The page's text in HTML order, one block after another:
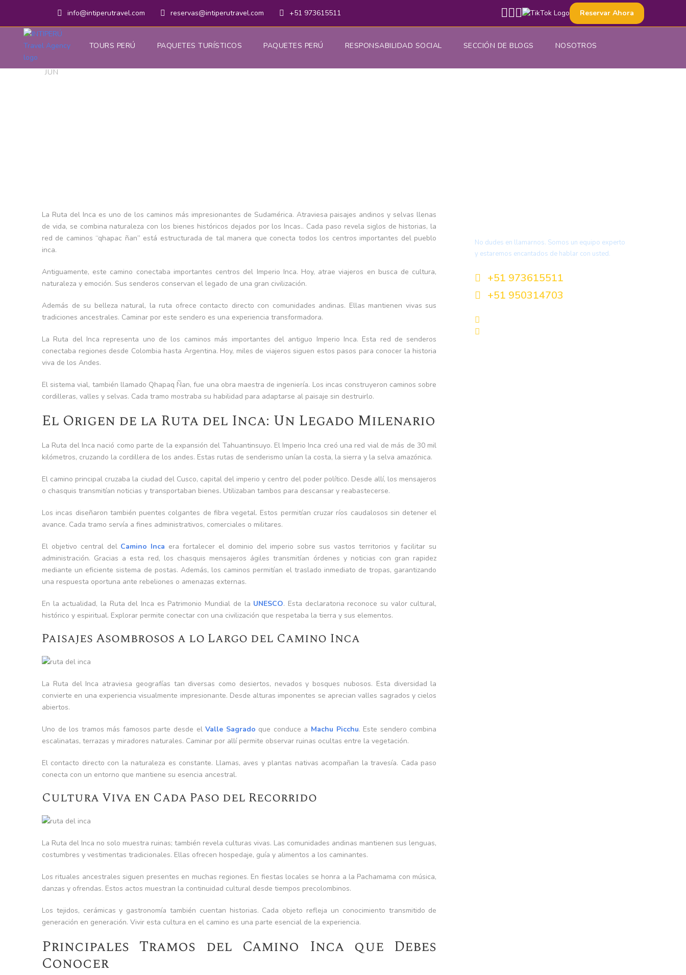
info@intiperutravel.com reservas@intiperutravel.com +51 973615511 Reservar Ahora
TOURS PERÚ PAQUETES TURÍSTICOS PAQUETES PERÚ RESPONSABILIDAD SOCIAL SECCIÓN DE BLOGS NOSOTROS
JUN
La Ruta del Inca es uno de los caminos más impresionantes de Sudamérica. Atraviesa paisajes andinos y selvas llenas
de vida, se combina naturaleza con los bienes históricos dejados por los Incas.. Cada paso revela siglos de historias, la
red de caminos “qhapac ñan” está estructurada de tal manera que conecta todos los centros importantes del pueblo
inca.
Antiguamente, este camino conectaba importantes centros del Imperio Inca. Hoy, atrae viajeros en busca de cultura,
naturaleza y emoción. Sus senderos conservan el legado de una gran civilización.
Además de su belleza natural, la ruta ofrece contacto directo con comunidades andinas. Ellas mantienen vivas sus
tradiciones ancestrales. Caminar por este sendero es una experiencia transformadora.
La Ruta del Inca representa uno de los caminos más importantes del antiguo Imperio Inca. Esta red de senderos
conectaba regiones desde Colombia hasta Argentina. Hoy, miles de viajeros siguen estos pasos para conocer la historia
viva de los Andes.
El sistema vial, también llamado Qhapaq Ñan, fue una obra maestra de ingeniería. Los incas construyeron caminos sobre
cordilleras, valles y selvas. Cada tramo mostraba su habilidad para adaptarse al paisaje sin destruirlo.
El Origen de la Ruta del Inca: Un Legado Milenario
La Ruta del Inca nació como parte de la expansión del Tahuantinsuyo. El Imperio Inca creó una red vial de más de 30 mil
kilómetros, cruzando la cordillera de los andes. Estas rutas de senderismo unían la costa, la sierra y la selva amazónica.
El camino principal cruzaba la ciudad del Cusco, capital del imperio y centro del poder político. Desde allí, los mensajeros
o chasquis transmitían noticias y transportaban bienes. Utilizaban tambos para descansar y reabastecerse.
Los incas diseñaron también puentes colgantes de fibra vegetal. Estos permitían cruzar ríos caudalosos sin detener el
avance. Cada tramo servía a fines administrativos, comerciales o militares.
El objetivo central del Camino Inca era fortalecer el dominio del imperio sobre sus vastos territorios y facilitar su
administración. Gracias a esta red, los chasquis mensajeros ágiles transmitían órdenes y noticias con gran rapidez
mediante un eficiente sistema de postas. Además, los caminos permitían el traslado inmediato de tropas, garantizando
una respuesta oportuna ante rebeliones o amenazas externas.
En la actualidad, la Ruta del Inca es Patrimonio Mundial de la UNESCO. Esta declaratoria reconoce su valor cultural,
histórico y espiritual. Explorar permite conectar con una civilización que respetaba la tierra y sus elementos.
Paisajes Asombrosos a lo Largo del Camino Inca
La Ruta del Inca atraviesa geografías tan diversas como desiertos, nevados y bosques nubosos. Esta diversidad la
convierte en una experiencia visualmente impresionante. Desde alturas imponentes se aprecian valles sagrados y cielos
abiertos.
Uno de los tramos más famosos parte desde elValle Sagrado que conduce a Machu Picchu. Este sendero combina
escalinatas, terrazas y miradores naturales. Caminar por allí permite observar ruinas ocultas entre la vegetación.
El contacto directo con la naturaleza es constante. Llamas, aves y plantas nativas acompañan la travesía. Cada paso
conecta con un entorno que mantiene su esencia ancestral.
Cultura Viva en Cada Paso del Recorrido
La Ruta del Inca no solo muestra ruinas; también revela culturas vivas. Las comunidades andinas mantienen sus lenguas,
costumbres y vestimentas tradicionales. Ellas ofrecen hospedaje, guía y alimentos a los caminantes.
Los rituales ancestrales siguen presentes en muchas regiones. En fiestas locales se honra a la Pachamama con música,
danzas y ofrendas. Estos actos muestran la continuidad cultural desde tiempos precolombinos.
Los tejidos, cerámicas y gastronomía también cuentan historias. Cada objeto refleja un conocimiento transmitido de
generación en generación. Vivir esta cultura en el camino es una parte esencial de la experiencia.
Principales Tramos del Camino Inca que Debes
Conocer
No dudes en llamarnos. Somos un equipo experto
y estaremos encantados de hablar con usted.
+51 973615511
+51 950314703